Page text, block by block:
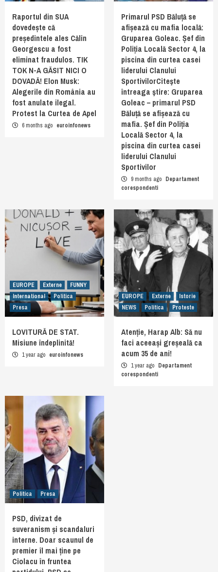
Raportul din SUA
dovedește că
președintele ales Călin
Georgescu a fost
eliminat fraudulos. TIK
TOK N-A GĂSIT NICI O
DOVADĂ! Elon Musk:
Alegerile din România au
fost anulate ilegal.
Protest la Curtea de Apel
6 months ago euroinfonews
Primarul PSD Băluță se
afișează cu mafia locală:
Gruparea Goleac. Șef din
Poliția Locală Sector 4, la
piscina din curtea casei
liderului Clanului
SportivilorCiteşte
întreaga ştire: Gruparea
Goleac – primarul PSD
Băluță se afișează cu
mafia. Șef din Poliția
Locală Sector 4, la
piscina din curtea casei
liderului Clanului
Sportivilor
9 months ago Departament
corespondenti
EUROPE Externe
FUNNY
International
Politica
Presa
LOVITURĂ DE STAT.
Misiune îndeplinită!
1 year ago euroinfonews
EUROPE Externe
Istorie
NEWS
Politica Proteste
Atenție, Harap Alb: Să nu
faci aceeași greșeală ca
acum 35 de ani!
1 year ago Departament
corespondenti
Politica Presa
PSD, divizat de
suveranism și scandaluri
interne. Doar scaunul de
premier îl mai ține pe
Ciolacu în fruntea